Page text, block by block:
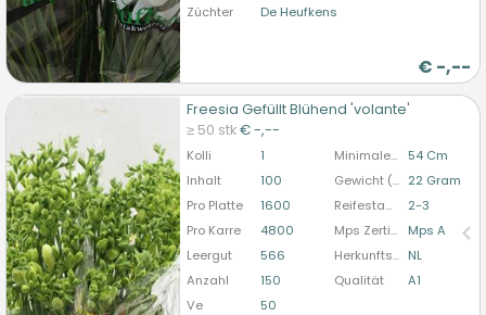
Züchter
De Heufkens
€ -,--
Freesia Gefüllt Blühend 'volante'
≥ 50 stk€ -,--
Kolli 1 Minimale Stiellänge
54 Cm
Inhalt
100 Gewicht (durchschn.) 22 Gram
Pro Platte
1600 Reifestadium
2-3
Pro Karre
4800 Mps Zertifizierung
Mps A
Leergut
566 Herkunftsland NL
Anzahl
150 Qualität
A1
Ve
50
Freesia Gefüllt Blühend 'volante'
U moet ingelogd zijn om te kunnen kopen.
Hier
bitte anmelden